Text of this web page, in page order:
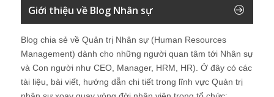
Giới thiệu về Blog Nhân sự
Blog chia sẻ về Quản trị Nhân sự (Human Resources
Management) dành cho những người quan tâm tới Nhân sự
và Con người như CEO, Manager, HRM, HR). Ở đây có các
tài liệu, bài viết, hướng dẫn chi tiết trong lĩnh vực Quản trị